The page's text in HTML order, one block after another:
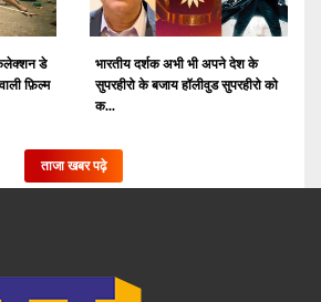
डे
फ़िल्म
भारतीय दर्शक अभी भी अपने देश के
सुपरहीरो के बजाय हॉलीवुड सुपरहीरो को
क...
ताजा खबर पढ़े